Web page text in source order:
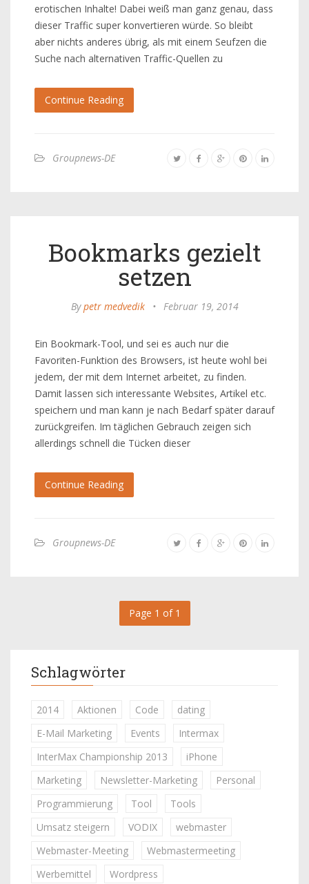
erotischen Inhalte! Dabei weiß man ganz genau, dass
dieser Traffic super konvertieren würde. So bleibt
aber nichts anderes übrig, als mit einem Seufzen die
Suche nach alternativen Traffic-Quellen zu
Continue Reading
Groupnews-DE
Bookmarks gezielt
setzen
Bypetr medvedik • Februar 19, 2014
Ein Bookmark-Tool, und sei es auch nur die
Favoriten-Funktion des Browsers, ist heute wohl bei
jedem, der mit dem Internet arbeitet, zu finden.
Damit lassen sich interessante Websites, Artikel etc.
speichern und man kann je nach Bedarf später darauf
zurückgreifen. Im täglichen Gebrauch zeigen sich
allerdings schnell die Tücken dieser
Continue Reading
Groupnews-DE
Page 1 of 1
Schlagwörter
2014 Aktionen Code
dating
E-Mail Marketing
Events
Intermax
InterMax Championship 2013
iPhone
Marketing
Newsletter-Marketing
Personal
Programmierung
Tool
Tools
Umsatz steigern
VODIX
webmaster
Webmaster-Meeting
Webmastermeeting
Werbemittel
Wordpress